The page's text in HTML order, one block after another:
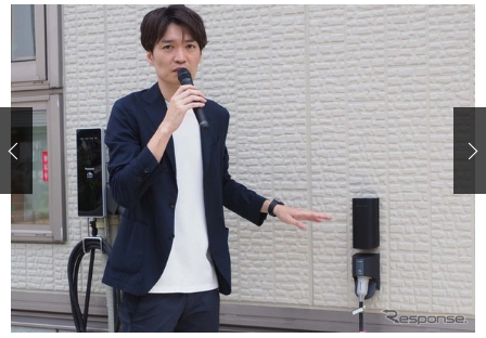
九州 沖縄
注目の記事
ショップレポート 愛車 File
自動車豆知識 ストップ！不具合修理＆粗悪修理
鈑金・塗装
ディテイリング
ディテイリング 洗車
ヘッドライト磨き コーティング
フィルム・ラッピング
鈑金・塗装
小キズ直し 防錆
特集記事
ストップ 不具合修理＆粗悪修理
カーメーカー「旧車」関連プロジェ
クト
コラム
ショップ紹介
ショップレポート プロショップ検索
レストア